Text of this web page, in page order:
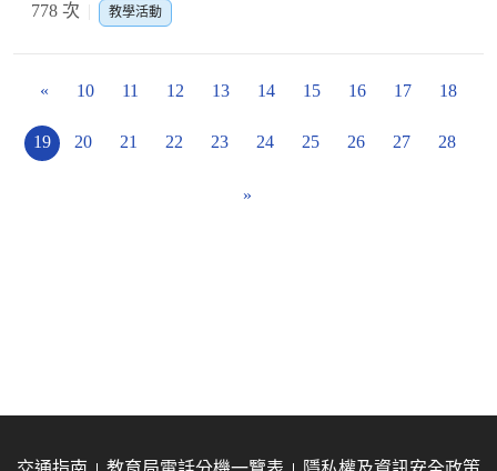
778 次
教學活動
« 10 11 12 13 14 15 16 17 18
19 20 21 22 23 24 25 26 27 28
»